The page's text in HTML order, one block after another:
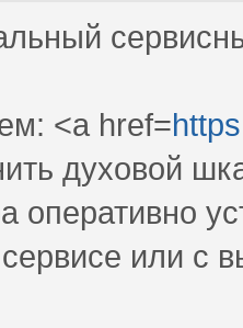
<a href=
духовой
оперативно
сервисе или с